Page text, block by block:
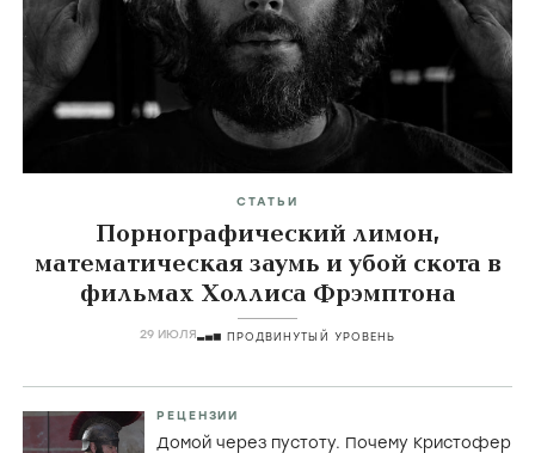
СТАТЬИ
Порнографический лимон,
математическая заумь и убой скота в
фильмах Холлиса Фрэмптона
29 ИЮЛЯ ПРОДВИНУТЫЙ УРОВЕНЬ
РЕЦЕНЗИИ
Домой через пустоту. Почему Кристофер